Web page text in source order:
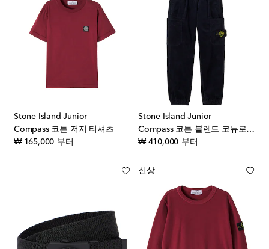
Stone Island Junior
Compass 코튼 저지 티셔츠
부터
₩ 165,000 original price
Stone Island Junior
Compass 코튼 블렌드 코듀로이 팬츠
부터
₩ 410,000 original price
신상